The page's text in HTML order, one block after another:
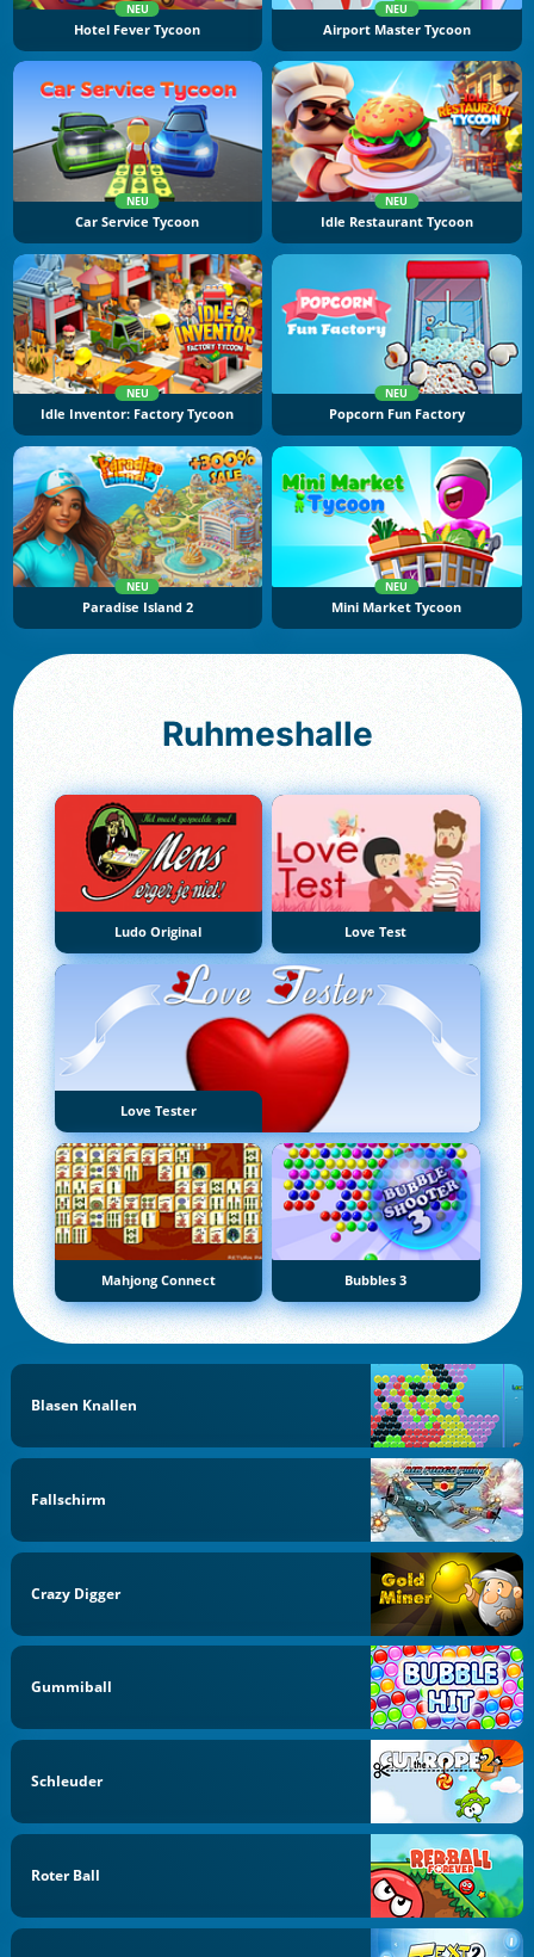
NEU
Hotel Fever Tycoon
NEU
Airport Master Tycoon
NEU
Car Service Tycoon
NEU
Idle Restaurant Tycoon
NEU
Idle Inventor: Factory Tycoon
NEU
Popcorn Fun Factory
NEU
Paradise Island 2
NEU
Mini Market Tycoon
Ruhmeshalle
Ludo Original Love Test
Love Tester
Mahjong Connect Bubbles 3
Blasen Knallen
Fallschirm
Crazy Digger
Gummiball
Schleuder
Roter Ball